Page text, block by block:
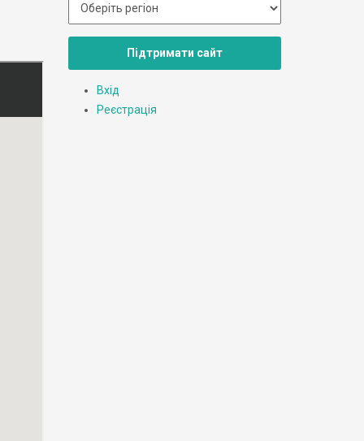
Підтримати сайт
Вхід
Реєстрація